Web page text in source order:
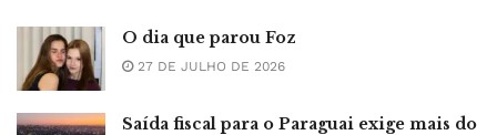
O dia que parou Foz
27 DE JULHO DE 2026
Saída fiscal para o Paraguai exige mais do